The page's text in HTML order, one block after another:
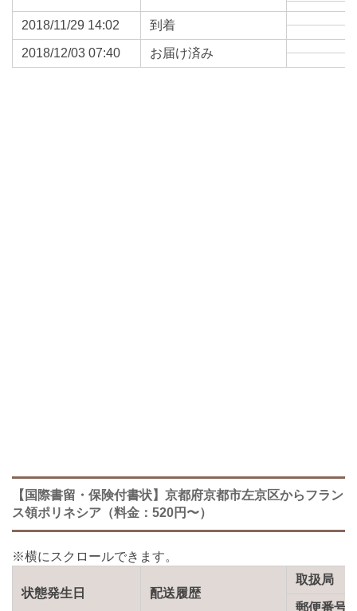
2018/11/29 14:02 到着
2018/12/03 07:40 お届け済み
【国際書留・保険付書状】京都府京都市左京区からフラン
ス領ポリネシア（料金：520円〜）
状態発生日 配送履歴
取扱局
郵便番号